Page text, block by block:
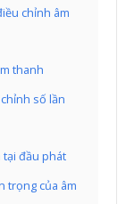
chỉnh âm
thanh
số lần
tại đầu phát
trọng của âm